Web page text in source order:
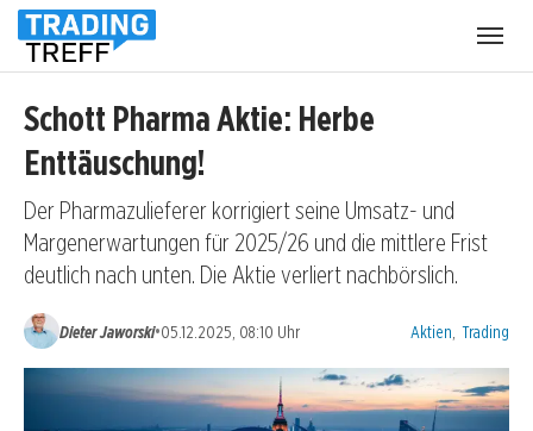
Schott Pharma Aktie: Herbe
Enttäuschung!
Der Pharmazulieferer korrigiert seine Umsatz- und
Margenerwartungen für 2025/26 und die mittlere Frist
deutlich nach unten. Die Aktie verliert nachbörslich.
Dieter Jaworski•05.12.2025, 08:10 Uhr Kategorien:
Aktien Trading